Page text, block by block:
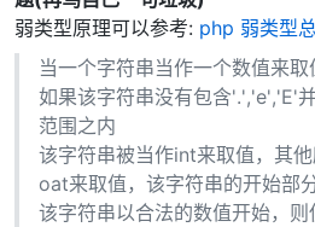
弱类型原理可以参考: php 弱类型
当一个字符串当作一个数值来
如果该字符串没有包含'.','e','E'
范围之内
该字符串被当作int来取值，其
oat来取值，该字符串的开始部
该字符串以合法的数值开始，